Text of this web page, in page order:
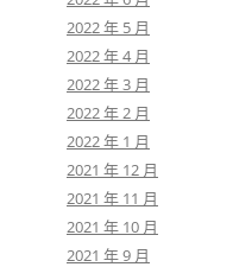
2022 年 5 月
2022 年 4 月
2022 年 3 月
2022 年 2 月
2022 年 1 月
2021 年 12 月
2021 年 11 月
2021 年 10 月
2021 年 9 月